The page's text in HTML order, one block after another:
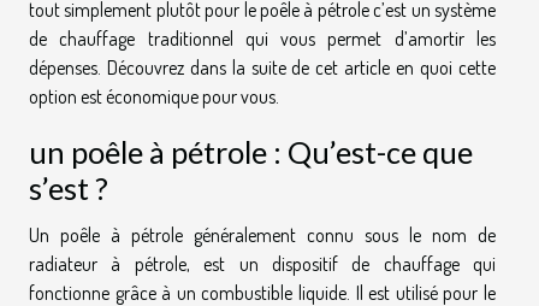
tout simplement plutôt pour le poêle à pétrole c’est un système
de chauffage traditionnel qui vous permet d’amortir les
dépenses. Découvrez dans la suite de cet article en quoi cette
option est économique pour vous.
un poêle à pétrole : Qu’est-ce que
s’est ?
Un poêle à pétrole généralement connu sous le nom de
radiateur à pétrole, est un dispositif de chauffage qui
fonctionne grâce à un combustible liquide. Il est utilisé pour le